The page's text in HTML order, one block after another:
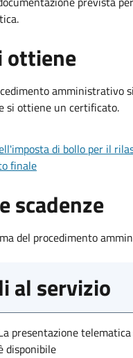
ottiene
amministrativo
si ottiene un certificato.
di bollo per il
finale
scadenze
del procedimento
al servizio
presentazione
disponibile